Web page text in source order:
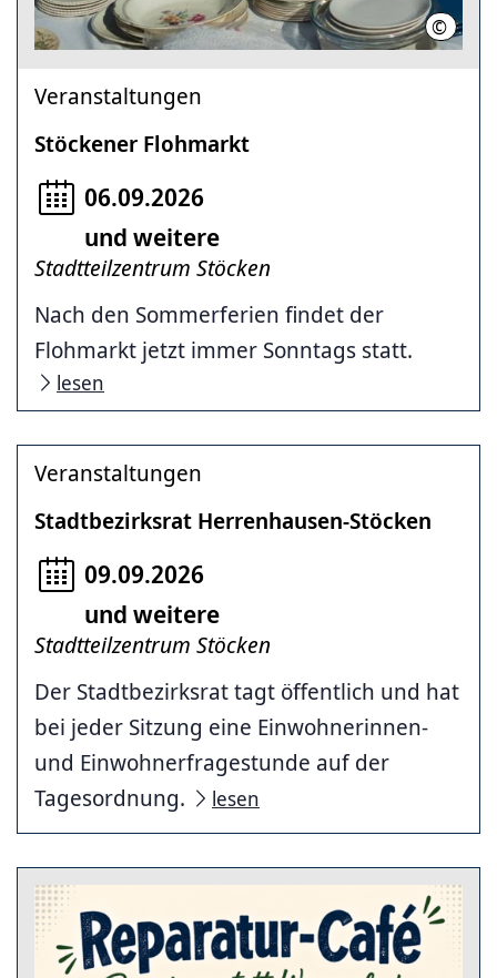
©
Veranstaltungen
Stöckener Flohmarkt
06.09.2026
und weitere
Stadtteilzentrum Stöcken
Nach den Sommerferien findet der
Flohmarkt jetzt immer Sonntags statt.
lesen
Veranstaltungen
Stadtbezirksrat Herrenhausen-Stöcken
09.09.2026
und weitere
Stadtteilzentrum Stöcken
Der Stadtbezirksrat tagt öffentlich und hat
bei jeder Sitzung eine Einwohnerinnen-
und Einwohnerfragestunde auf der
Tagesordnung.
lesen